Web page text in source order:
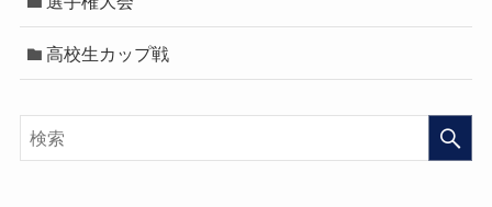
高校生カップ戦